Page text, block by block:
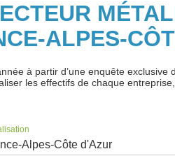
ALPES-
à partir d’une enquête
les effectifs de chaque
Alpes-Côte d'Azur